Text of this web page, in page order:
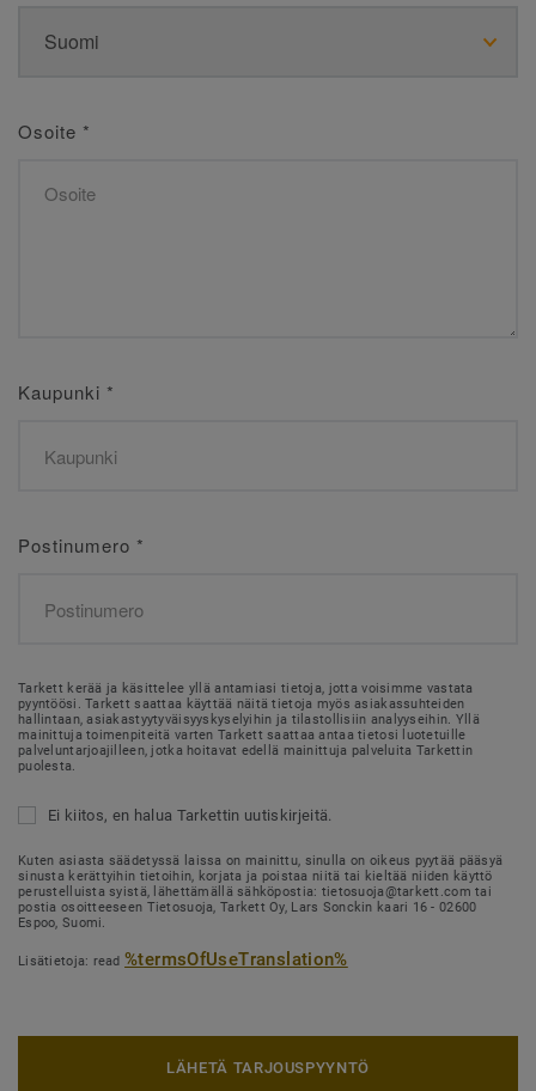
Osoite *
Kaupunki *
Postinumero *
Tarkett kerää ja käsittelee yllä antamiasi tietoja, jotta voisimme vastata
pyyntöösi. Tarkett saattaa käyttää näitä tietoja myös asiakassuhteiden
hallintaan, asiakastyytyväisyyskyselyihin ja tilastollisiin analyyseihin. Yllä
mainittuja toimenpiteitä varten Tarkett saattaa antaa tietosi luotetuille
palveluntarjoajilleen, jotka hoitavat edellä mainittuja palveluita Tarkettin
puolesta.
Ei kiitos, en halua Tarkettin uutiskirjeitä.
Kuten asiasta säädetyssä laissa on mainittu, sinulla on oikeus pyytää pääsyä
sinusta kerättyihin tietoihin, korjata ja poistaa niitä tai kieltää niiden käyttö
perustelluista syistä, lähettämällä sähköpostia: tietosuoja@tarkett.com tai
postia osoitteeseen Tietosuoja, Tarkett Oy, Lars Sonckin kaari 16 - 02600
Espoo, Suomi.
Lisätietoja: read%termsOfUseTranslation%
LÄHETÄ TARJOUSPYYNTÖ